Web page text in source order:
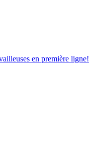
en première ligne!